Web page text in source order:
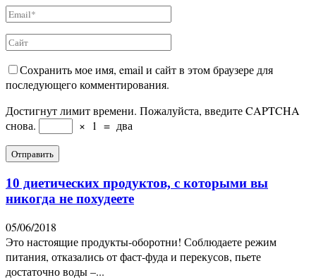
Сохранить мое имя, email и сайт в этом браузере для
последующего комментирования.
Достигнут лимит времени. Пожалуйста, введите CAPTCHA
снова.
× 1 = два
10 диетических продуктов, с которыми вы
никогда не похудеете
05/06/2018
Это настоящие продукты-оборотни! Соблюдаете режим
питания, отказались от фаст-фуда и перекусов, пьете
достаточно воды –...